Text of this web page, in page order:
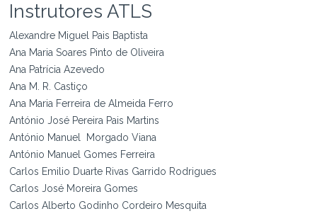
Instrutores ATLS
Alexandre Miguel Pais Baptista
Ana Maria Soares Pinto de Oliveira
Ana Patrícia Azevedo
Ana M. R. Castiço
Ana Maria Ferreira de Almeida Ferro
António José Pereira Pais Martins
António Manuel Morgado Viana
António Manuel Gomes Ferreira
Carlos Emilio Duarte Rivas Garrido Rodrigues
Carlos José Moreira Gomes
Carlos Alberto Godinho Cordeiro Mesquita